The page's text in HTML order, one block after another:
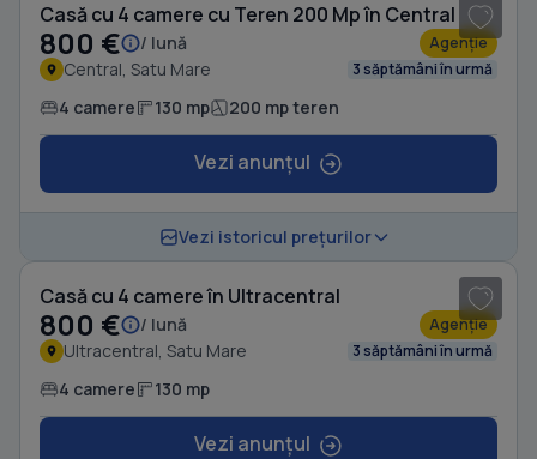
Casă cu 4 camere cu Teren 200 Mp în Central
800 € / lună Agenție
Central, Satu Mare 3 săptămâni în urmă
4 camere 130 mp 200 mp teren
Vezi anunțul
Vezi istoricul prețurilor
Casă cu 4 camere în Ultracentral
800 € / lună Agenție
Ultracentral, Satu Mare 3 săptămâni în urmă
4 camere 130 mp
Vezi anunțul